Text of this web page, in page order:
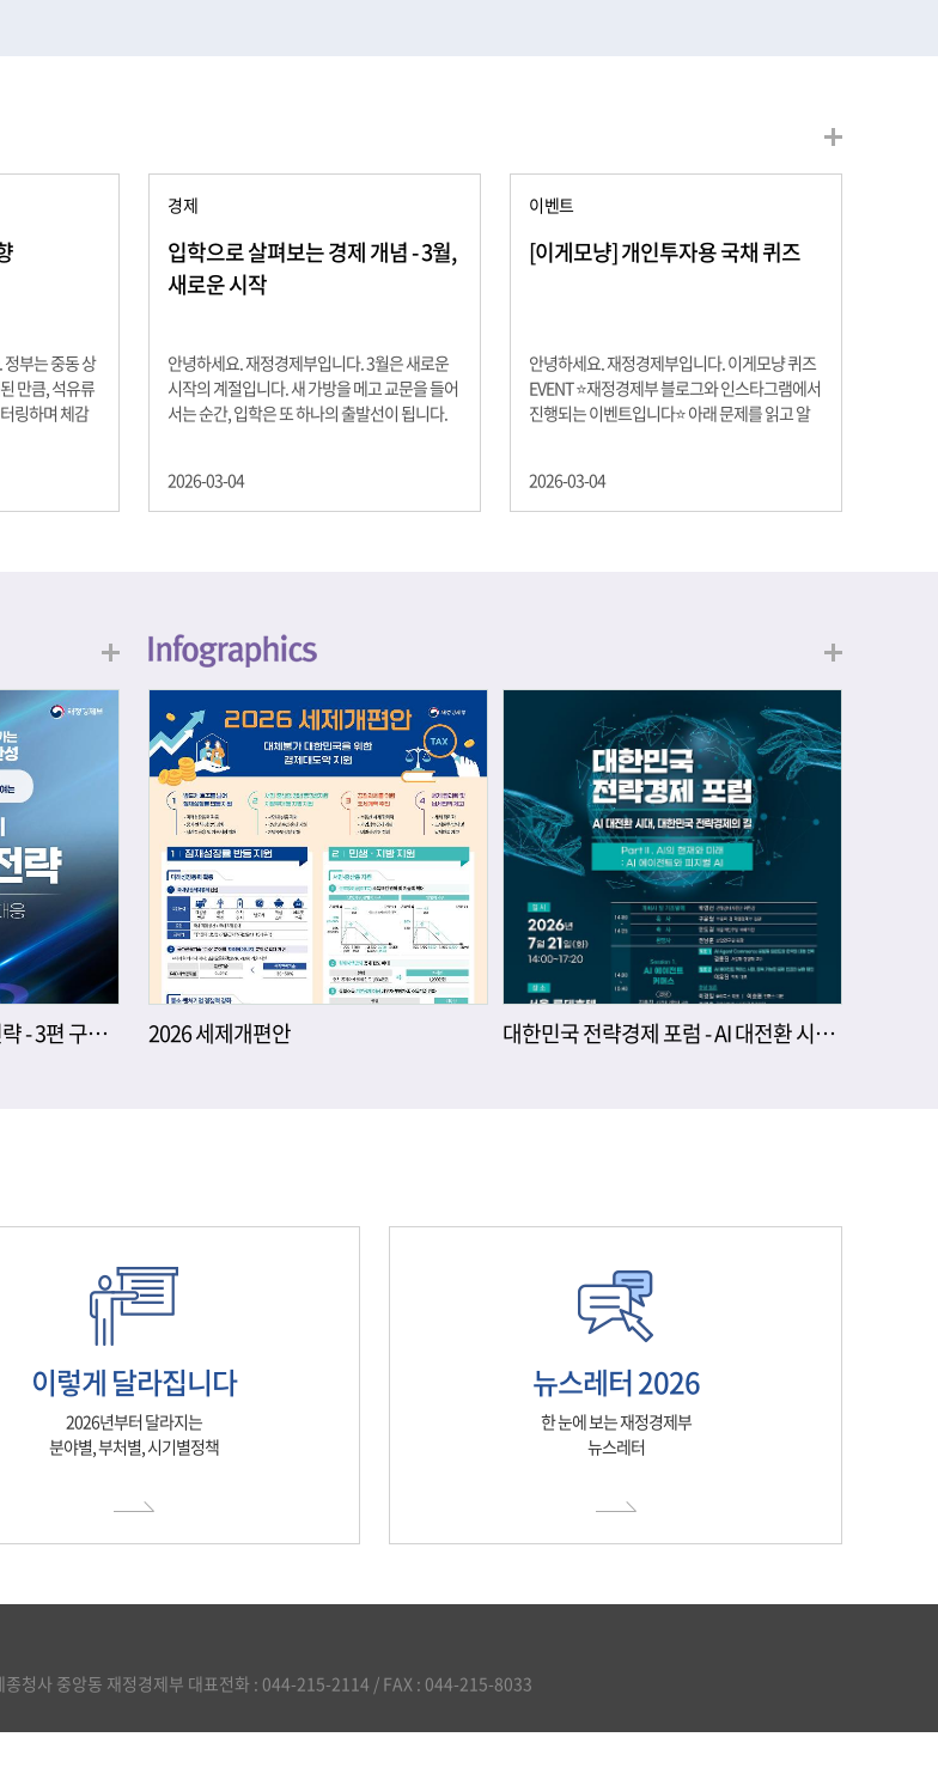
부는 중동 상
만큼, 석유류
링하며 체감
가는 2.3% 상
등 불확실성이
경제
입학으로 살펴보는 경제 개념 - 3월,
새로운 시작
안녕하세요. 재정경제부입니다. 3월은 새로운
시작의 계절입니다. 새 가방을 메고 교문을 들어
서는 순간, 입학은 또 하나의 출발선이 됩니다.
음이기도 합니다. 입학이라는 순간을 경제의 시
각으로 바라보면, 우리는 한 가지 중요한 개념을
식, 친구들과의 협업, 다양한 활동 속에서 얻는
문제 해결 경험은 모두 개인의 역량으로 축적됩
니다. 경제학에서는 이.......
2026-03-04
이벤트
[이게모냥] 개인투자용 국채 퀴즈
안녕하세요. 재정경제부입니다. 이게모냥 퀴즈
EVENT ⭐재정경제부 블로그와 인스타그램에서
진행되는 이벤트입니다⭐ 아래 문제를 읽고 알
자용 국채를 3월에는 전월보다 발행규모를 100
억원 확대합니다. 2026년 3월에 발행 예정인 ⎾
폰 (60명) 참여.......
2026-03-04
2026년 하반기 경제성장전략 - 3편 구조적 문제 대응 2026 세제개편안 대한민국 전략경제 포럼 - AI 대전환 시대, 대한민국 전략경제의 길
이렇게 달라집니다
2026년부터 달라지는
분야별, 부처별, 시기별정책
뉴스레터 2026
한 눈에 보는 재정경제부
뉴스레터
청사 중앙동 재정경제부 대표전화 : 044-215-2114 / FAX : 044-215-8033